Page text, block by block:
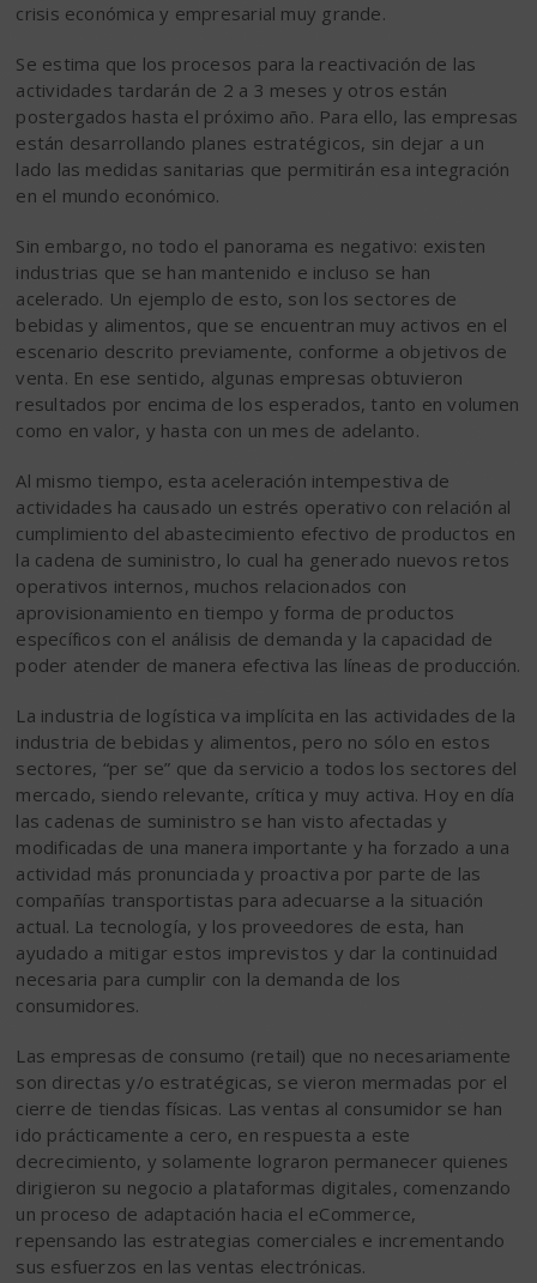
crisis económica y empresarial muy grande.
Se estima que los procesos para la reactivación de las
actividades tardarán de 2 a 3 meses y otros están
postergados hasta el próximo año. Para ello, las empresas
están desarrollando planes estratégicos, sin dejar a un
lado las medidas sanitarias que permitirán esa integración
en el mundo económico.
Sin embargo, no todo el panorama es negativo: existen
industrias que se han mantenido e incluso se han
acelerado. Un ejemplo de esto, son los sectores de
bebidas y alimentos, que se encuentran muy activos en el
escenario descrito previamente, conforme a objetivos de
venta. En ese sentido, algunas empresas obtuvieron
resultados por encima de los esperados, tanto en volumen
como en valor, y hasta con un mes de adelanto.
Al mismo tiempo, esta aceleración intempestiva de
actividades ha causado un estrés operativo con relación al
cumplimiento del abastecimiento efectivo de productos en
la cadena de suministro, lo cual ha generado nuevos retos
operativos internos, muchos relacionados con
aprovisionamiento en tiempo y forma de productos
específicos con el análisis de demanda y la capacidad de
poder atender de manera efectiva las líneas de producción.
La industria de logística va implícita en las actividades de la
industria de bebidas y alimentos, pero no sólo en estos
sectores, “per se” que da servicio a todos los sectores del
mercado, siendo relevante, crítica y muy activa. Hoy en día
las cadenas de suministro se han visto afectadas y
modificadas de una manera importante y ha forzado a una
actividad más pronunciada y proactiva por parte de las
compañías transportistas para adecuarse a la situación
actual. La tecnología, y los proveedores de esta, han
ayudado a mitigar estos imprevistos y dar la continuidad
necesaria para cumplir con la demanda de los
consumidores.
Las empresas de consumo (retail) que no necesariamente
son directas y/o estratégicas, se vieron mermadas por el
cierre de tiendas físicas. Las ventas al consumidor se han
ido prácticamente a cero, en respuesta a este
decrecimiento, y solamente lograron permanecer quienes
dirigieron su negocio a plataformas digitales, comenzando
un proceso de adaptación hacia el eCommerce,
repensando las estrategias comerciales e incrementando
sus esfuerzos en las ventas electrónicas.